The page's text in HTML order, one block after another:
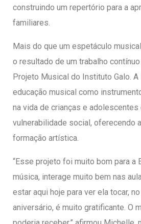
construindo um repertório para a
familiares.
Mais do que um espetáculo
o resultado de um trabalho
Projeto Musical do Instituto Galo.
educação musical como
na vida de crianças e adolescentes
vulnerabilidade social, oferecendo
formação artística.
“Esse projeto foi muito bom para a
música, interage muito bem nas
estar aqui hoje para ver ela tocar,
aniversário, é muito gratificante. O